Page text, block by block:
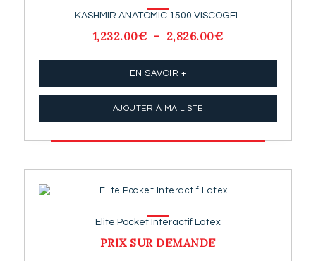
KASHMIR ANATOMIC 1500 VISCOGEL
1,232.00€ – 2,826.00€
prix :
à
2,826.00€
EN SAVOIR +
AJOUTER À MA LISTE
Elite Pocket Interactif Latex
PRIX SUR DEMANDE